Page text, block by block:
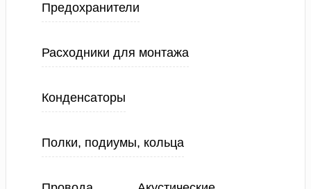
Предохранители
Расходники для монтажа
Конденсаторы
Полки, подиумы, кольца